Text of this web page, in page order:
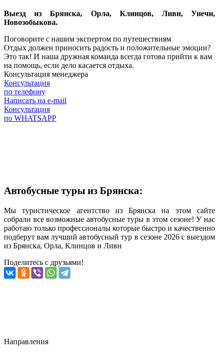
Выезд из Брянска, Орла, Клинцов, Ливн, Унечи,
Новозобыкова.
Поговорите с нашим экспертом по путешествиям
Отдых должен приносить радость и положительные эмоции?
Это так! И наша дружная команда всегда готова прийти к вам
на помощь, если дело касается отдыха.
Консультация менеджера
Консультация
по телефону
Написать на e-mail
Консультация
по WHATSAPP
Автобусные туры из Брянска:
Мы туристическое агентство из Брянска на этом сайте
собрали все возможные автобусные туры в этом сезоне! У нас
работаю только профессионалы которые быстро и качественно
подберут вам лучший автобусный тур в сезоне 2026 с выездом
из Брянска, Орла, Клинцов и Ливн
Поделитесь с друзьями!
Направления